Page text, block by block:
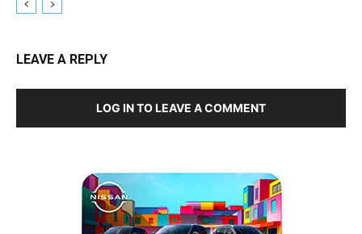
LEAVE A REPLY
LOG IN TO LEAVE A COMMENT